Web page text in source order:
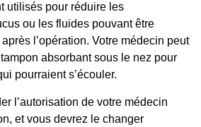
utilisés pour réduire les
ou les fluides pouvant être
l’opération. Votre médecin peut
absorbant sous le nez pour
pourraient s’écouler.
l’autorisation de votre médecin
et vous devrez le changer